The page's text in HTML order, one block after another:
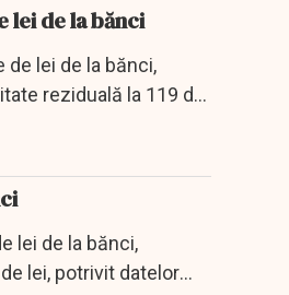
lei de la bănci
de lei de la bănci,
reziduală la 119 de
lei de la bănci,
lei, potrivit datelor